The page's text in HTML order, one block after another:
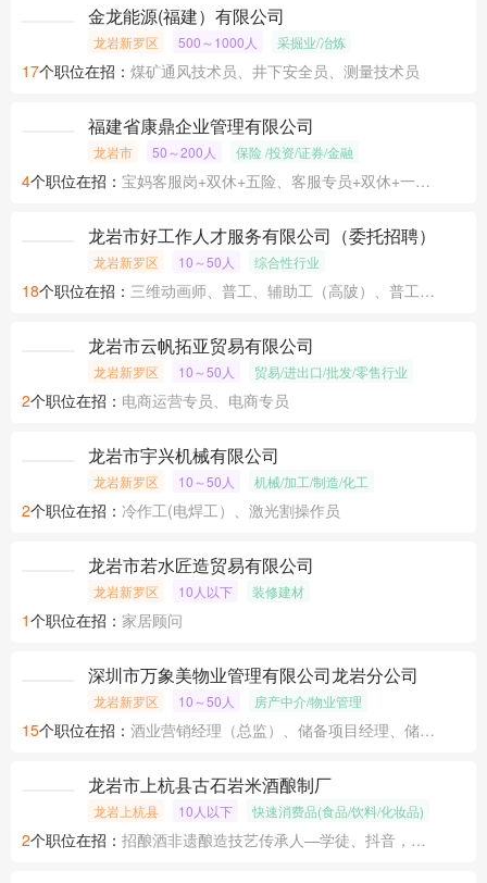
金龙能源(福建）有限公司
龙岩新罗区 500～1000人 采掘业/冶炼
17个职位在招： 煤矿通风技术员、井下安全员、测量技术员
福建省康鼎企业管理有限公司
龙岩市 50～200人 保险 /投资/证券/金融
4个职位在招： 宝妈客服岗+双休+五险、客服专员+双休+一天5.5小时+五险、信用卡分期专员+大小周+五险
龙岩市好工作人才服务有限公司（委托招聘）
龙岩新罗区 10～50人 综合性行业
18个职位在招： 三维动画师、普工、辅助工（高陂）、普工（高陂汽车厂整车车间）
龙岩市云帆拓亚贸易有限公司
龙岩新罗区 10～50人 贸易/进出口/批发/零售行业
2个职位在招： 电商运营专员、电商专员
龙岩市宇兴机械有限公司
龙岩新罗区 10～50人 机械/加工/制造/化工
2个职位在招： 冷作工(电焊工）、激光割操作员
龙岩市若水匠造贸易有限公司
龙岩新罗区 10人以下 装修建材
1个职位在招： 家居顾问
深圳市万象美物业管理有限公司龙岩分公司
龙岩新罗区 10～50人 房产中介/物业管理
15个职位在招： 酒业营销经理（总监）、储备项目经理、储备项目经理
龙岩市上杭县古石岩米酒酿制厂
龙岩上杭县 10人以下 快速消费品(食品/饮料/化妆品)
2个职位在招： 招酿酒非遗酿造技艺传承人—学徒、抖音，淘宝、天猫运营店长、